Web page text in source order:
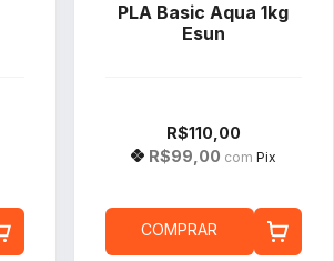
PLA Basic Aqua 1kg
Esun
R$110,00
R$99,00 com Pix
COMPRAR